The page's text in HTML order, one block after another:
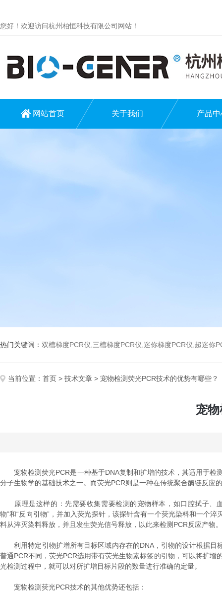
您好！欢迎访问杭州柏恒科技有限公司网站！
网站首页 关于我们 产品中
热门关键词： 双槽梯度PCR仪,三槽梯度PCR仪,迷你梯度PCR仪,超迷你
当前位置： 首页 > 技术文章 > 宠物检测荧光PCR技术的优势有哪些？
宠
宠物检测荧光PCR是一种基于DNA复制和扩增的技术，其适用于检
分子生物学的基础技术之一。而荧光PCR则是一种在传统聚合酶链反应
原理是这样的：先需要收集需要检测的宠物样本，如口腔拭子、
物”和“反向引物”，并加入荧光探针，该探针含有一个荧光染料和一个
料从淬灭染料释放，并且发生荧光信号释放，以此来检测PCR反应产物
利用特定引物扩增所有目标区域内存在的DNA，引物的设计根据目
普通PCR不同，荧光PCR选用带有荧光生物素标签的引物，可以将扩
光检测过程中，就可以对所扩增目标片段的数量进行准确的定量。
宠物检测荧光PCR技术的其他优势还包括：